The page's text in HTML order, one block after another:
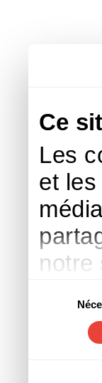
Ce
Les
et
notre
ont
consentement